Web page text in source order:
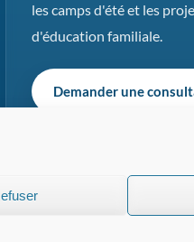
les camps d'été et les
d'éducation familiale.
Demander une